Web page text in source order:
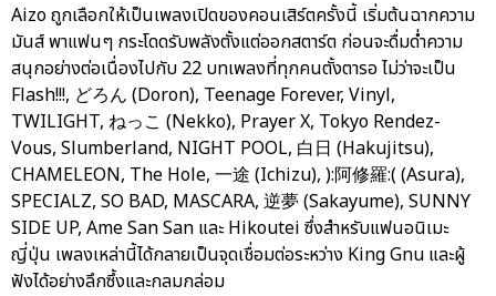
Aizo ถูกเลือกให้เป็นเพลงเปิดของคอนเสิร์ตครั้งนี้ เริ่มต้นฉากความ
มันส์ พาแฟนๆ กระโดดรับพลังตั้งแต่ออกสตาร์ต ก่อนจะดื่มด่ำความ
สนุกอย่างต่อเนื่องไปกับ 22 บทเพลงที่ทุกคนตั้งตารอ ไม่ว่าจะเป็น
Flash!!!, どろん (Doron), Teenage Forever, Vinyl,
TWILIGHT, ねっこ (Nekko), Prayer X, Tokyo Rendez-
Vous, Slumberland, NIGHT POOL, 白日 (Hakujitsu),
CHAMELEON, The Hole, 一途 (Ichizu), ):阿修羅:( (Asura),
SPECIALZ, SO BAD, MASCARA, 逆夢 (Sakayume), SUNNY
SIDE UP, Ame San San และ Hikoutei ซึ่งสำหรับแฟนอนิเมะ
ญี่ปุ่น เพลงเหล่านี้ได้กลายเป็นจุดเชื่อมต่อระหว่าง King Gnu และผู้
ฟังได้อย่างลึกซึ้งและกลมกล่อม